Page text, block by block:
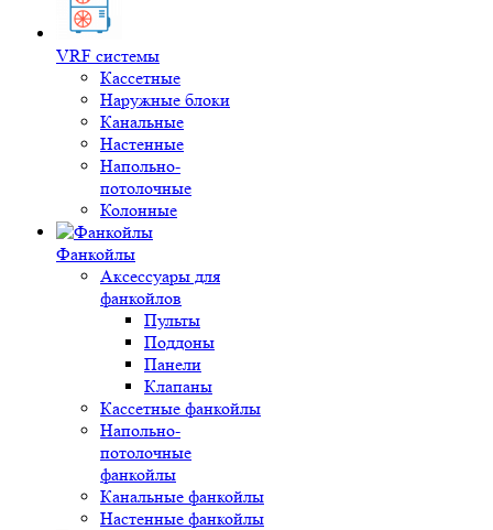
VRF системы
Кассетные
Наружные блоки
Канальные
Настенные
Напольно-
потолочные
Колонные
Фанкойлы
Аксессуары для
фанкойлов
Пульты
Поддоны
Панели
Клапаны
Кассетные фанкойлы
Напольно-
потолочные
фанкойлы
Канальные фанкойлы
Настенные фанкойлы